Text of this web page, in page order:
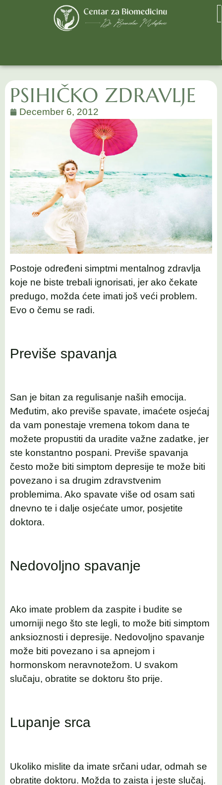
PSIHIČKO ZDRAVLJE
December 6, 2012
Postoje određeni simptmi mentalnog zdravlja
koje ne biste trebali ignorisati, jer ako čekate
predugo, možda ćete imati još veći problem.
Evo o čemu se radi.
Previše spavanja
San je bitan za regulisanje naših emocija.
Međutim, ako previše spavate, imaćete osjećaj
da vam ponestaje vremena tokom dana te
možete propustiti da uradite važne zadatke, jer
ste konstantno pospani. Previše spavanja
često može biti simptom depresije te može biti
povezano i sa drugim zdravstvenim
problemima. Ako spavate više od osam sati
dnevno te i dalje osjećate umor, posjetite
doktora.
Nedovoljno spavanje
Ako imate problem da zaspite i budite se
umorniji nego što ste legli, to može biti simptom
anksioznosti i depresije. Nedovoljno spavanje
može biti povezano i sa apnejom i
hormonskom neravnotežom. U svakom
slučaju, obratite se doktoru što prije.
Lupanje srca
Ukoliko mislite da imate srčani udar, odmah se
obratite doktoru. Možda to zaista i jeste slučaj.